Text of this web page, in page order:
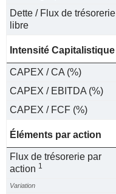
Dette / Flux de trésorerie
libre
Intensité Capitalistique
CAPEX / CA (%)
CAPEX / EBITDA (%)
CAPEX / FCF (%)
Éléments par action
Flux de trésorerie par
action 1
Variation